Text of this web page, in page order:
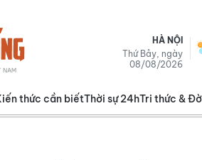
HÀ NỘI
Thứ Bảy, ngày
08/08/2026
thức cần biếtThời sự 24hTri thức &